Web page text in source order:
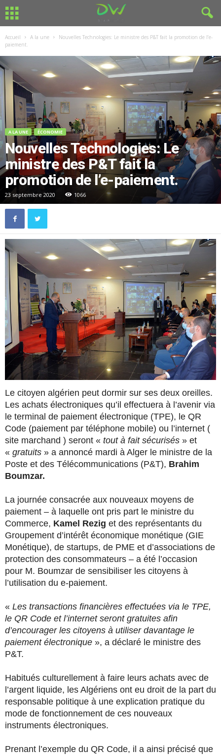
Accueil A la une
Nouvelles Technologies: Le ministre des P&T fait la promotion de l’e-
paiement.
A LA UNE ÉCONOMIE
Nouvelles Technologies: Le
ministre des P&T fait la
promotion de l’e-paiement.
23 septembre 2020 1066
Le citoyen algérien peut dormir sur ses deux oreilles.
Les achats électroniques qu’il effectuera à l’avenir via
le terminal de paiement électronique (TPE), le QR
Code (paiement par téléphone mobile) ou l’internet (
site marchand ) seront « tout à fait sécurisés » et
« gratuits » a annoncé mardi à Alger le ministre de la
Poste et des Télécommunications (P&T), Brahim
Boumzar.
La journée consacrée aux nouveaux moyens de
paiement – à laquelle ont pris part le ministre du
Commerce, Kamel Rezig et des représentants du
Groupement d’intérêt économique monétique (GIE
Monétique), de startups, de PME et d’associations de
protection des consommateurs – a été l’occasion
pour M. Boumzar de sensibiliser les citoyens à
l’utilisation du e-paiement.
« Les transactions financières effectuées via le TPE,
le QR Code et l’internet seront gratuites afin
d’encourager les citoyens à utiliser davantage le
paiement électronique », a déclaré le ministre des
P&T.
Habitués culturellement à faire leurs achats avec de
l’argent liquide, les Algériens ont eu droit de la part du
responsable politique à une explication pratique du
mode de fonctionnement de ces nouveaux
instruments électroniques.
Prenant l’exemple du QR Code, il a ainsi précisé que